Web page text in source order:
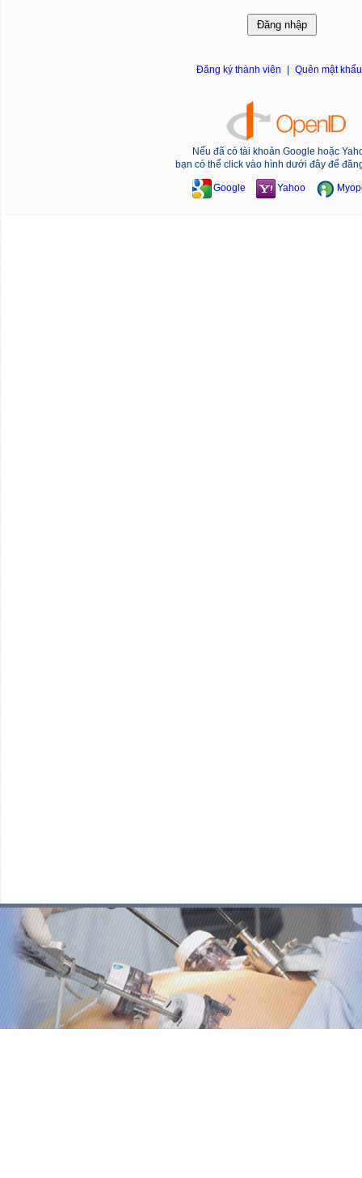
Đăng ký thành viên Quên mật
Nếu đã có tài khoản Google hoặc
bạn có thể click vào hình dưới đây để
Google Yahoo